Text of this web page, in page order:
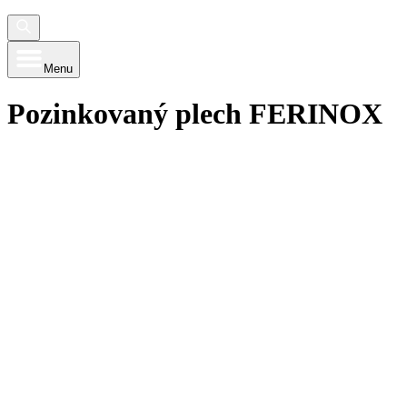
Menu
Pozinkovaný plech FERINOX